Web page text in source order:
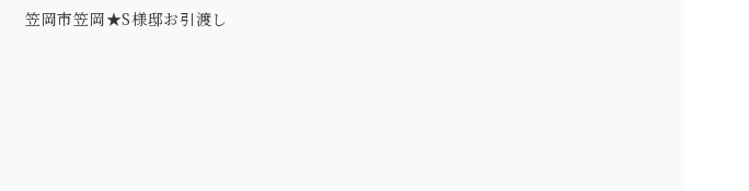
笠岡市笠岡★S様邸お引渡し